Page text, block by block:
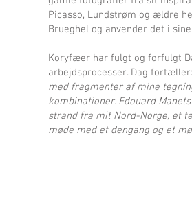
Picasso, Lundstrøm og ældre
Brueghel og anvender det i
Koryfæer har fulgt og forfulgt
arbejdsprocesser. Dag fortæller:
med fragmenter af mine
kombinationer. Edouard
strand fra mit Nord-Norge, et
møde med et dengang og et